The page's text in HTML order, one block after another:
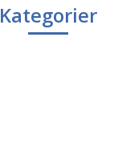
Kategorier